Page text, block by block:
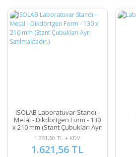
ISOLAB Laboratuvar Standı -
Metal - Dikdörtgen Form - 130
x 210 mm (Stant Çubukları Ayrı
Satılmaktadır.)
1.351,30 TL + KDV
1.621,56 TL